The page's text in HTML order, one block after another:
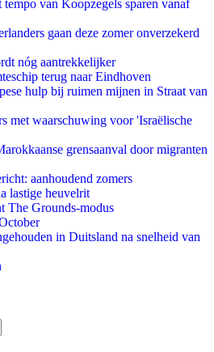
van Koopzegels sparen vanaf
gaan deze zomer onverzekerd
nóg aantrekkelijker
terug naar Eindhoven
hulp bij ruimen mijnen in Straat van
met waarschuwing voor 'Israëlische
grensaanval door migranten
aanhoudend zomers
lastige heuvelrit
The Grounds-modus
in Duitsland na snelheid van